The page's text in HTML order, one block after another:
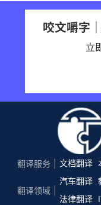
咬文嚼字
立
翻译服务 文档翻译
翻译领域
汽车翻译
法律翻译